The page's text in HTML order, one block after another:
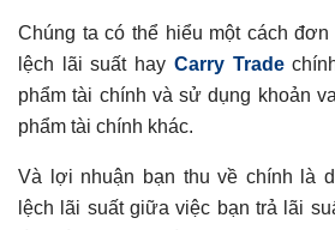
Có thể bạn chưa biết
Chúng ta có thể hiểu một cách
lệch lãi suất hay Carry Trade
phẩm tài chính và sử dụng khoản
phẩm tài chính khác.
Và lợi nhuận bạn thu về chính là
lệch lãi suất giữa việc bạn trả lãi